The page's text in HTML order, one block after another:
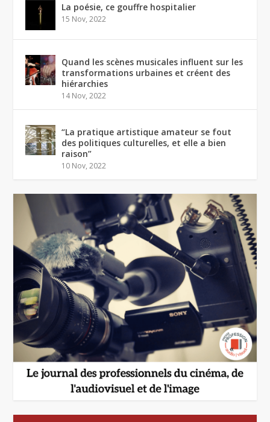
La poésie, ce gouffre hospitalier
15 Nov, 2022
Quand les scènes musicales influent sur les
transformations urbaines et créent des
hiérarchies
14 Nov, 2022
“La pratique artistique amateur se fout
des politiques culturelles, et elle a bien
raison”
10 Nov, 2022